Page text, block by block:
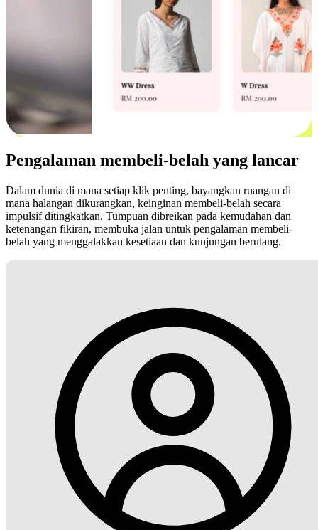
Pengalaman membeli-belah yang lancar
Dalam dunia di mana setiap klik penting, bayangkan ruangan di
mana halangan dikurangkan, keinginan membeli-belah secara
impulsif ditingkatkan. Tumpuan dibreikan pada kemudahan dan
ketenangan fikiran, membuka jalan untuk pengalaman membeli-
belah yang menggalakkan kesetiaan dan kunjungan berulang.